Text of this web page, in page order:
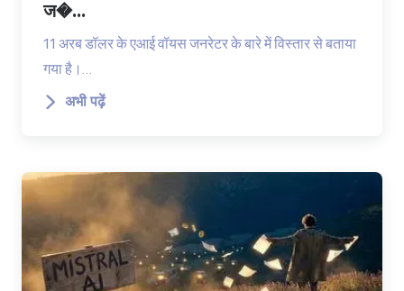
ज�...
11 अरब डॉलर के एआई वॉयस जनरेटर के बारे में विस्तार से बताया
गया है।…
अभी पढ़ें